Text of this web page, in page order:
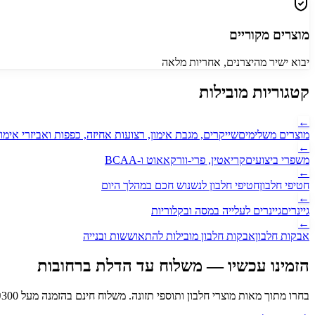
מוצרים מקוריים
יבוא ישיר מהיצרנים, אחריות מלאה
קטגוריות מובילות
←
מוצרים משלימיםשייקרים, מגבת אימון, רצועות אחיזה, כפפות ואביזרי
←
משפרי ביצועיםקריאטין, פרי-וורקאאוט ו-BCAA
←
חטיפי חלבוןחטיפי חלבון לנשנוש חכם במהלך היום
←
גיינריםגיינרים לעלייה במסה ובקלוריות
←
אבקות חלבוןאבקות חלבון מובילות להתאוששות ובנייה
הזמינו עכשיו — משלוח עד הדלת ברחובות
בחרו מתוך מאות מוצרי חלבון ותוספי תזונה. משלוח חינם בהזמנה מעל ₪ 300